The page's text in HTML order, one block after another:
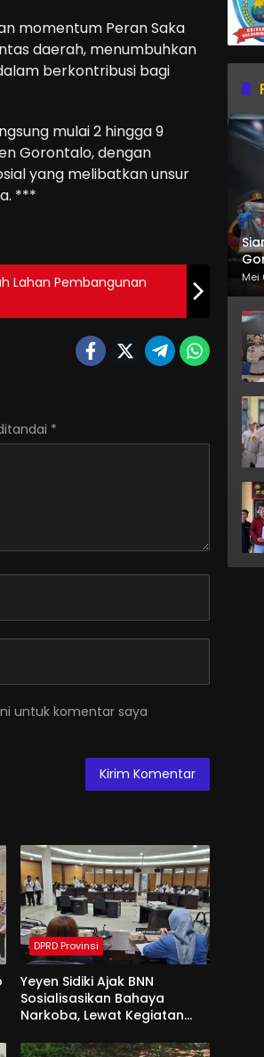
momentum Peran Saka
daerah, menumbuhkan
berkontribusi bagi
mulai 2 hingga 9
Gorontalo, dengan
yang melibatkan unsur
***
Lahan Pembangunan
*
untuk komentar saya
DPRD Provinsi
Yeyen Sidiki Ajak BNN
Sosialisasikan Bahaya
Narkoba, Lewat Kegiatan
Mei